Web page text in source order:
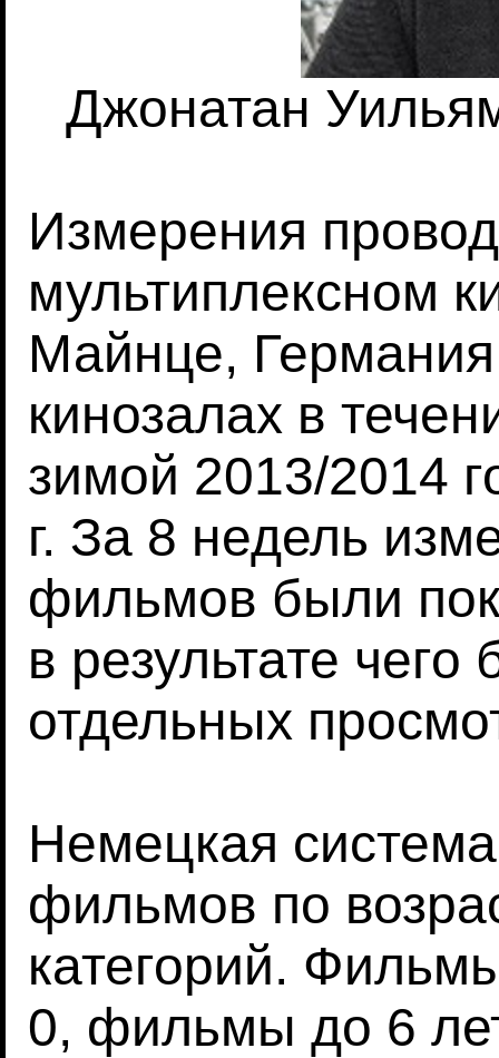
Джонатан
Измерения
мультиплексном
Майнце,
кинозалах в
зимой 2013/2014
г. За 8 недель
фильмов были
в результате
отдельных
Немецкая
фильмов по
категорий.
0, фильмы до 6